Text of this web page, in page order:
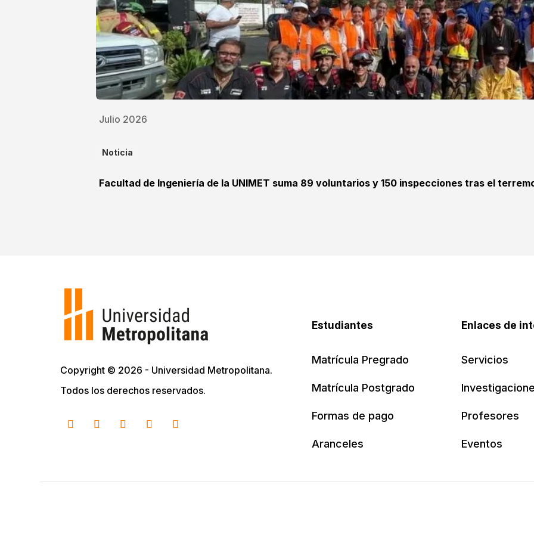
Julio 2026
Noticia
Facultad de Ingeniería de la UNIMET suma 89 voluntarios y 150 inspecciones tras el
Copyright © 2026 - Universidad Metropolitana.
Todos los derechos reservados.
Estudiantes
Matrícula Pregrado
Matrícula Postgrado
Formas de pago
Aranceles
Enlaces de
Servicios
Profesores
Eventos